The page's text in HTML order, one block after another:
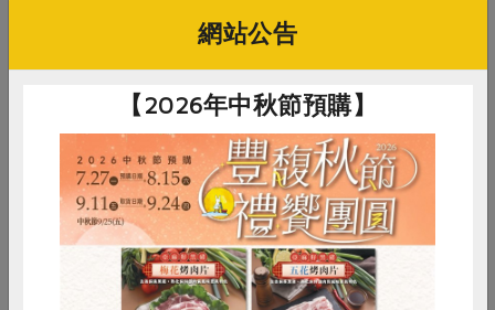
能源議題
福島核災之後，至今沒有任何一個好消息，一年
來，福島第一核電廠的輻射物質不斷地流到大海、
排到天空。誰也無法控制核能，誰也不知道如何處
理核燃料，誰也無法確認核電廠的現況。既然發生
了這麼嚴重的環境汙染...
網站公告
【2026年中秋節預購】